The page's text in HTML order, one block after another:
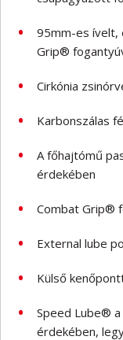
95mm-es ívelt,
Grip®
Cirkónia
Karbonszálas
A főhajtómű
érdekében
Combat Grip®
External lube
Külső
Speed Lube®
érdekében,